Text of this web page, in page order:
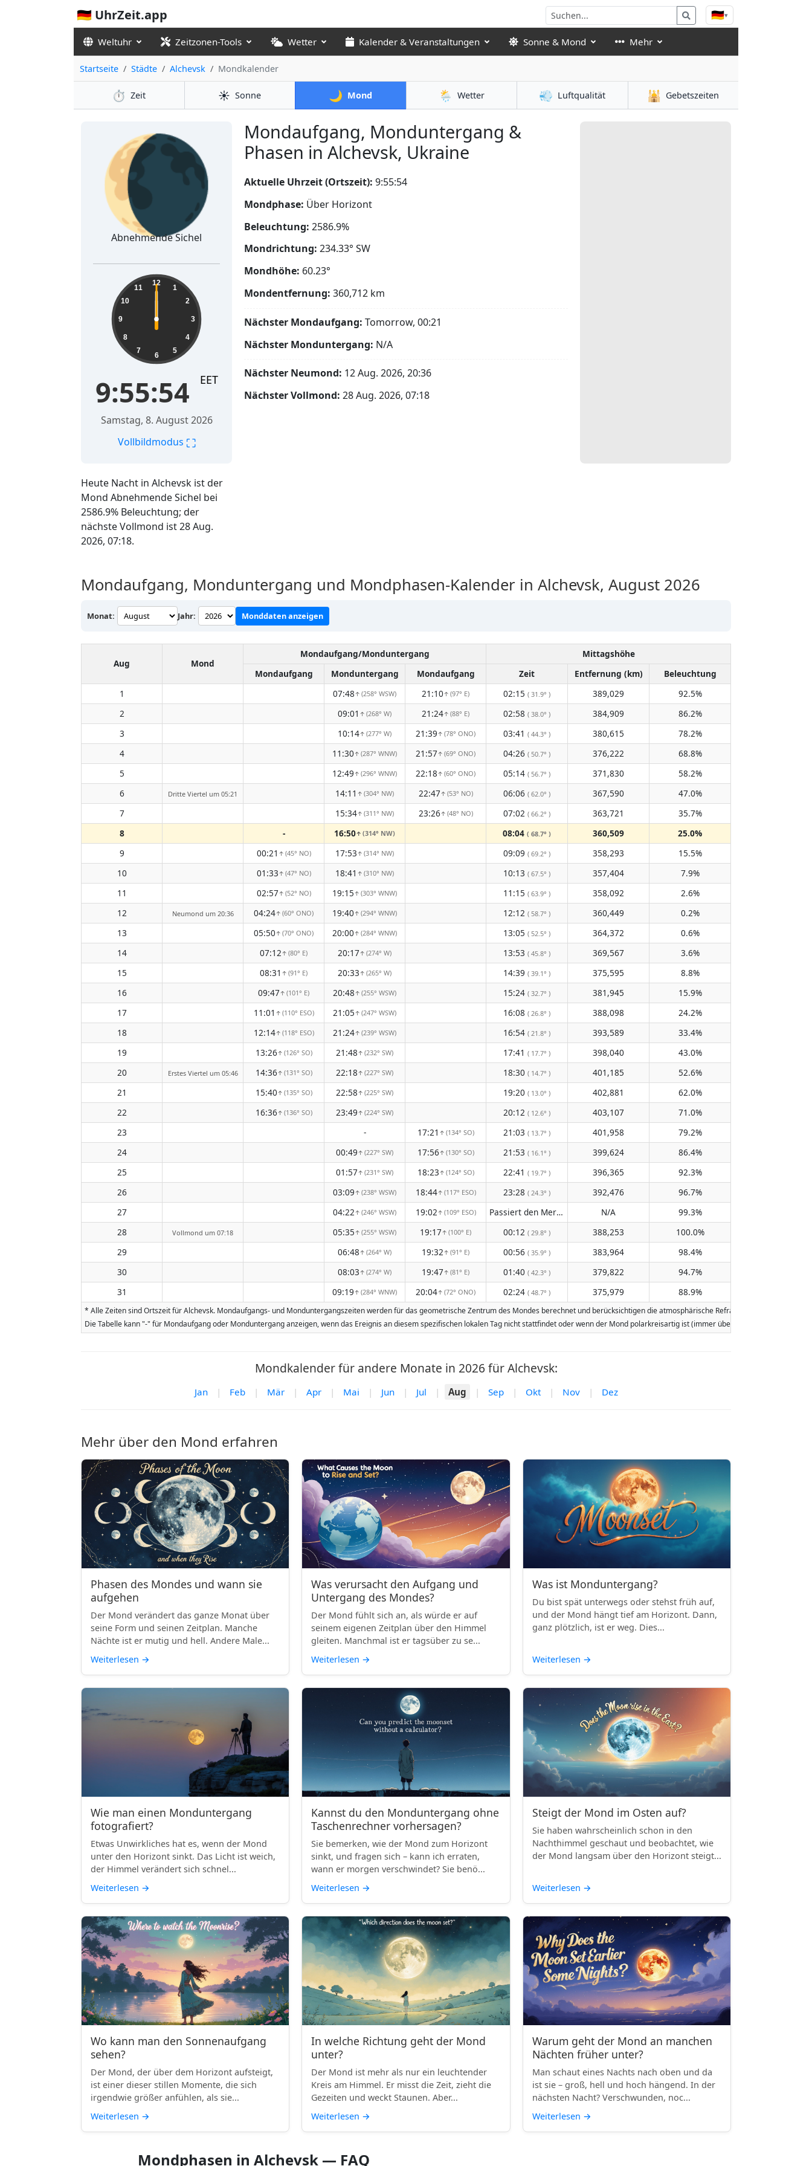
🇩🇪 UhrZeit.app 🇩🇪▾
Weltuhr Zeitzonen-Tools Wetter Kalender & Veranstaltungen Sonne & Mond Mehr
Startseite Städte Alchevsk Mondkalender
⏱️ Zeit ☀️ Sonne 🌙 Mond 🌦️ Wetter 💨 Luftqualität 🕌 Gebetszeiten
Mondaufgang, Monduntergang &
Phasen in Alchevsk, Ukraine
Heute Nacht in Alchevsk ist der
Mond Abnehmende Sichel bei
2586.9% Beleuchtung; der
nächste Vollmond ist 28 Aug.
2026, 07:18.
🌘
Abnehmende Sichel
12
1
2
3
4
5
6
7
8
9
10
11
9:55:54 EET
Samstag, 8. August 2026
Vollbildmodus ⛶
Aktuelle Uhrzeit (Ortszeit): 9:55:54
Mondphase: Über Horizont
Beleuchtung: 2586.9%
Mondrichtung: 234.33° SW
Mondhöhe: 60.23°
Mondentfernung: 360,712 km
Nächster Mondaufgang: Tomorrow, 00:21
Nächster Monduntergang: N/A
Nächster Neumond: 12 Aug. 2026, 20:36
Nächster Vollmond: 28 Aug. 2026, 07:18
Mondaufgang, Monduntergang und Mondphasen-Kalender in Alchevsk, August 2026
Monat: Jahr: Monddaten anzeigen
Aug Mond
Mondaufgang/Monduntergang
Mittagshöhe
Mondaufgang
Monduntergang Mondaufgang Zeit Entfernung (km)
Beleuchtung
1
07:48 ↑ (258° WSW) 21:10 ↑ (97° E) 02:15 ( 31.9° ) 389,029
92.5%
2
09:01 ↑ (268° W) 21:24↑ (88° E) 02:58 ( 38.0° ) 384,909
86.2%
3
10:14↑ (277° W) 21:39 ↑ (78° ONO) 03:41 ( 44.3° ) 380,615
78.2%
4
11:30 ↑ (287° WNW) 21:57↑ (69° ONO) 04:26 ( 50.7° ) 376,222
68.8%
5
12:49 ↑ (296° WNW) 22:18 ↑ (60° ONO) 05:14 ( 56.7° ) 371,830
58.2%
6
Dritte Viertel um 05:21 14:11 ↑ (304° NW) 22:47↑ (53° NO) 06:06 ( 62.0° ) 367,590
47.0%
7
15:34↑ (311° NW) 23:26 ↑ (48° NO) 07:02 ( 66.2° ) 363,721
35.7%
8
- 16:50↑ (314° NW) 08:04 ( 68.7° ) 360,509
25.0%
9
00:21 ↑ (45° NO) 17:53 ↑ (314° NW) 09:09 ( 69.2° ) 358,293
15.5%
10
01:33 ↑ (47° NO) 18:41 ↑ (310° NW) 10:13 ( 67.5° ) 357,404
7.9%
11
02:57↑ (52° NO) 19:15 ↑ (303° WNW) 11:15 ( 63.9° ) 358,092
2.6%
12
Neumond um 20:36 04:24↑ (60° ONO) 19:40 ↑ (294° WNW) 12:12 ( 58.7° ) 360,449
0.2%
13
05:50 ↑ (70° ONO) 20:00 ↑ (284° WNW) 13:05 ( 52.5° ) 364,372
0.6%
14
07:12 ↑ (80° E) 20:17↑ (274° W) 13:53 ( 45.8° ) 369,567
3.6%
15
08:31 ↑ (91° E) 20:33 ↑ (265° W) 14:39 ( 39.1° ) 375,595
8.8%
16
09:47↑ (101° E) 20:48 ↑ (255° WSW) 15:24 ( 32.7° ) 381,945
15.9%
17
11:01 ↑ (110° ESO) 21:05 ↑ (247° WSW) 16:08 ( 26.8° ) 388,098
24.2%
18
12:14↑ (118° ESO) 21:24↑ (239° WSW) 16:54 ( 21.8° ) 393,589
33.4%
19
13:26 ↑ (126° SO) 21:48 ↑ (232° SW) 17:41 ( 17.7° ) 398,040
43.0%
20
Erstes Viertel um 05:46 14:36 ↑ (131° SO) 22:18 ↑ (227° SW) 18:30 ( 14.7° ) 401,185
52.6%
21
15:40 ↑ (135° SO) 22:58 ↑ (225° SW) 19:20 ( 13.0° ) 402,881
62.0%
22
16:36 ↑ (136° SO) 23:49 ↑ (224° SW) 20:12 ( 12.6° ) 403,107
71.0%
23
- 17:21 ↑ (134° SO) 21:03 ( 13.7° ) 401,958
79.2%
24
00:49 ↑ (227° SW) 17:56 ↑ (130° SO) 21:53 ( 16.1° ) 399,624
86.4%
25
01:57↑ (231° SW) 18:23 ↑ (124° SO) 22:41 ( 19.7° ) 396,365
92.3%
26
03:09 ↑ (238° WSW) 18:44↑ (117° ESO) 23:28 ( 24.3° ) 392,476
96.7%
27
04:22 ↑ (246° WSW) 19:02 ↑ (109° ESO) Passiert den Meridian nicht ( N/A )
N/A
99.3%
28
Vollmond um 07:18 05:35 ↑ (255° WSW) 19:17↑ (100° E) 00:12 ( 29.8° ) 388,253
100.0%
29
06:48 ↑ (264° W) 19:32 ↑ (91° E) 00:56 ( 35.9° ) 383,964
98.4%
30
08:03 ↑ (274° W) 19:47↑ (81° E) 01:40 ( 42.3° ) 379,822
94.7%
31
09:19 ↑ (284° WNW) 20:04↑ (72° ONO) 02:24 ( 48.7° ) 375,979 88.9%
* Alle Zeiten sind Ortszeit für Alchevsk. Mondaufgangs- und Monduntergangszeiten werden für das geometrische Zentrum des Mondes berechnet und berücksichtigen die atmosphärische Refraktion der Erde.
Die Tabelle kann "-" für Mondaufgang oder Monduntergang anzeigen, wenn das Ereignis an diesem spezifischen lokalen Tag nicht stattfindet oder wenn der Mond polarkreisartig ist (immer über oder immer unter
Mondkalender für andere Monate in 2026 für Alchevsk:
Jan | Feb | Mär | Apr | Mai | Jun | Jul | Aug | Sep | Okt | Nov | Dez
Mehr über den Mond erfahren
Phasen des Mondes und wann sie
aufgehen
Der Mond verändert das ganze Monat über
seine Form und seinen Zeitplan. Manche
Nächte ist er mutig und hell. Andere Male...
Weiterlesen →
Was verursacht den Aufgang und
Untergang des Mondes?
Der Mond fühlt sich an, als würde er auf
seinem eigenen Zeitplan über den Himmel
gleiten. Manchmal ist er tagsüber zu se...
Weiterlesen →
Was ist Monduntergang?
Du bist spät unterwegs oder stehst früh auf,
und der Mond hängt tief am Horizont. Dann,
ganz plötzlich, ist er weg. Dies...
Weiterlesen →
Wie man einen Monduntergang
fotografiert?
Etwas Unwirkliches hat es, wenn der Mond
unter den Horizont sinkt. Das Licht ist weich,
der Himmel verändert sich schnel...
Weiterlesen →
Kannst du den Monduntergang ohne
Taschenrechner vorhersagen?
Sie bemerken, wie der Mond zum Horizont
sinkt, und fragen sich – kann ich erraten,
wann er morgen verschwindet? Sie benö...
Weiterlesen →
Steigt der Mond im Osten auf?
Sie haben wahrscheinlich schon in den
Nachthimmel geschaut und beobachtet, wie
der Mond langsam über den Horizont steigt...
Weiterlesen →
Wo kann man den Sonnenaufgang
sehen?
Der Mond, der über dem Horizont aufsteigt,
ist einer dieser stillen Momente, die sich
irgendwie größer anfühlen, als sie...
Weiterlesen →
In welche Richtung geht der Mond
unter?
Der Mond ist mehr als nur ein leuchtender
Kreis am Himmel. Er misst die Zeit, zieht die
Gezeiten und weckt Staunen. Aber...
Weiterlesen →
Warum geht der Mond an manchen
Nächten früher unter?
Man schaut eines Nachts nach oben und da
ist sie – groß, hell und hoch hängend. In der
nächsten Nacht? Verschwunden, noc...
Weiterlesen →
Mondphasen in Alchevsk — FAQ